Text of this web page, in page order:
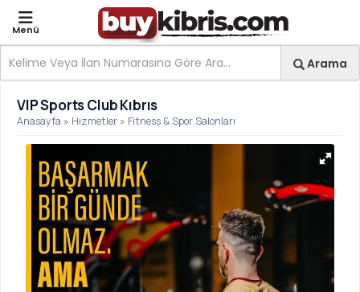
Menü
Ara
Arama
VIP Sports Club Kıbrıs |
VIP Sports Club Kıbrıs
Anasayfa » Hizmetler » Fitness & Spor Salonları